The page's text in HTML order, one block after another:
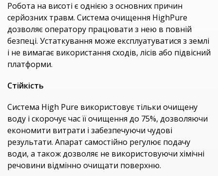
Робота на висоті є однією з основних причин
серйозних травм. Система очищення HighPure
дозволяє оператору працювати з нею в повній
безпеці. Устаткування може експлуатуватися з землі
і не вимагає використання сходів, лісів або підвісний
платформи.
Стійкість
Система High Pure використовує тільки очищену
воду і скорочує час її очищення до 75%, дозволяючи
економити витрати і забезпечуючи чудові
результати. Апарат самостійно регулює подачу
води, а також дозволяє не використовуючи хімічні
речовини відмінно очищати поверхню.